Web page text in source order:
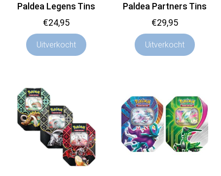
Paldea Legens Tins
€24,95
Uitverkocht
Paldea Partners Tins
€29,95
Uitverkocht